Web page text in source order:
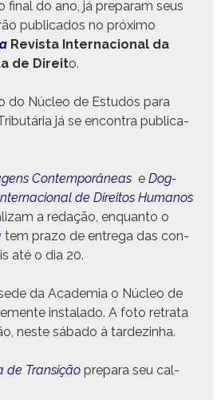
final do ano, já preparam seus
pub­li­ca­dos no próx­i­mo
Revista Inter­na­cional da
de Dire­ito.
do Núcleo de Estu­dos para
já se encon­tra pub­li­ca­
Con­tem­porâneas e Dog­
de Dire­itos Humanos
a redação, enquan­to o
tem pra­zo de entre­ga das con­
até o dia 20.
da Acad­e­mia o Núcleo de
insta­l­a­do. A foto retra­ta
neste sába­do à tardezinha.
de Tran­sição prepara seu cal­